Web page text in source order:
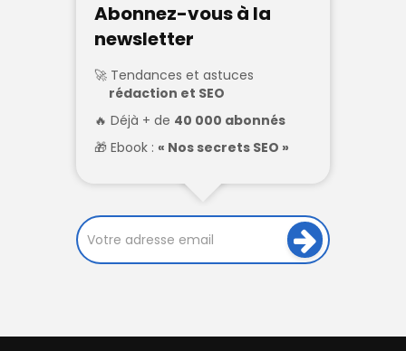
Abonnez-vous à la
newsletter
Tendances et astuces
rédaction et SEO
Déjà + de 40 000 abonnés
Ebook : « Nos secrets SEO »